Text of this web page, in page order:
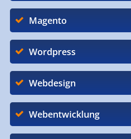
Magento
Wordpress
Webdesign
Webentwicklung